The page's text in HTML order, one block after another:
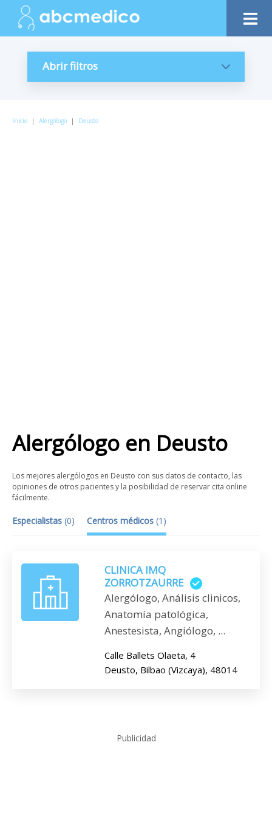
Abrir filtros
Inicio | Alergólogo | Deusto
Alergólogo en Deusto
Los mejores alergólogos en Deusto con sus datos de contacto, las
opiniones de otros pacientes y la posibilidad de reservar cita online
fácilmente.
Especialistas (0) Centros médicos (1 )
CLINICA IMQ
ZORROTZAURRE
Alergólogo, Análisis clinicos,
Anatomía patológica,
Anestesista, Angiólogo, ...
Calle Ballets Olaeta, 4
Deusto, Bilbao (Vizcaya), 48014
Publicidad